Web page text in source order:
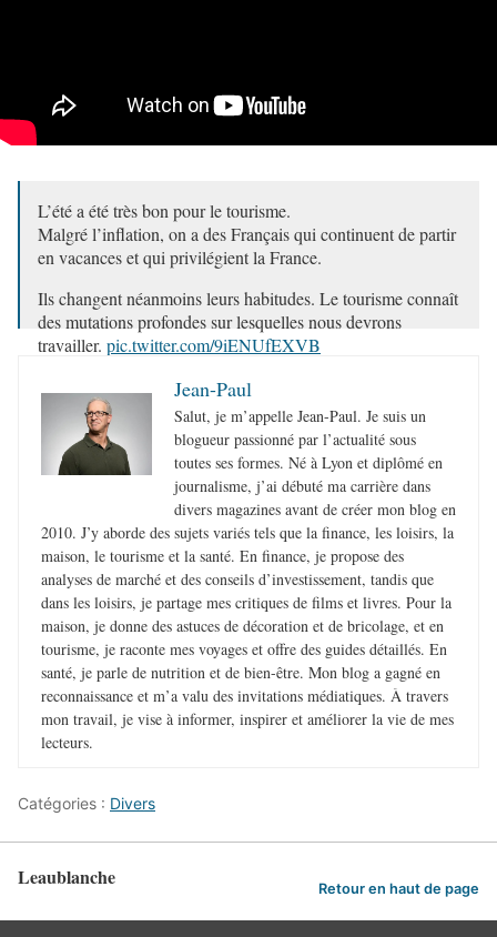
L’été a été très bon pour le tourisme.
Malgré l’inflation, on a des Français qui continuent de partir
en vacances et qui privilégient la France.
Ils changent néanmoins leurs habitudes. Le tourisme connaît
des mutations profondes sur lesquelles nous devrons
travailler. pic.twitter.com/9iENUfEXVB
— Olivia Gregoire (@oliviagregoire)
Jean-Paul
Salut, je m’appelle Jean-Paul. Je suis un
blogueur passionné par l’actualité sous
toutes ses formes. Né à Lyon et diplômé en
journalisme, j’ai débuté ma carrière dans
divers magazines avant de créer mon blog en
2010. J’y aborde des sujets variés tels que la finance, les loisirs, la
maison, le tourisme et la santé. En finance, je propose des
analyses de marché et des conseils d’investissement, tandis que
dans les loisirs, je partage mes critiques de films et livres. Pour la
maison, je donne des astuces de décoration et de bricolage, et en
tourisme, je raconte mes voyages et offre des guides détaillés. En
santé, je parle de nutrition et de bien-être. Mon blog a gagné en
reconnaissance et m’a valu des invitations médiatiques. À travers
mon travail, je vise à informer, inspirer et améliorer la vie de mes
lecteurs.
Catégories : Divers
Leaublanche Retour en haut de page